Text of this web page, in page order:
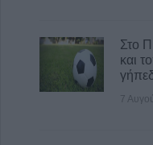
7 Αυγούστου 2026, 13:59
Το Σάββατο 8
Χασομέρη
Στο
και
7